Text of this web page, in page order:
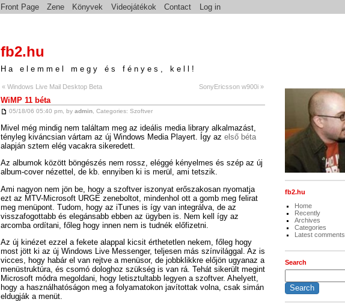
Front Page Zene Könyvek Videojátékok Contact Log in
fb2.hu
Ha elemmel megy és fényes, kell!
« Windows Live Mail Desktop Beta SonyEricsson w900i »
WiMP 11 béta
05/18/06 05:40 pm, by admin, Categories: Szoftver
Mivel még mindig nem találtam meg az ideális media library alkalmazást,
tényleg kiváncsian vártam az új Windows Media Playert. Így az első béta
alapján sztem elég vacakra sikeredett.
Az albumok között böngészés nem rossz, eléggé kényelmes és szép az új
album-cover nézettel, de kb. ennyiben ki is merül, ami tetszik.
Ami nagyon nem jön be, hogy a szoftver iszonyat erőszakosan nyomatja
ezt az MTV-Microsoft URGE zeneboltot, mindenhol ott a gomb meg felirat
meg menüpont. Tudom, hogy az iTunes is így van integrálva, de az
visszafogottabb és elegánsabb ebben az ügyben is. Nem kell így az
arcomba ordítani, főleg hogy innen nem is tudnék előfizetni.
Az új kinézet ezzel a fekete alappal kicsit érthetetlen nekem, főleg hogy
most jött ki az új Windows Live Messenger, teljesen más színvilággal. Az is
vicces, hogy habár el van rejtve a menüsor, de jobbklikkre előjön ugyanaz a
menüstruktúra, és csomó dologhoz szükség is van rá. Tehát sikerült megint
Microsoft módra megoldani, hogy letisztultabb legyen a szoftver. Ahelyett,
hogy a használhatóságon meg a folyamatokon javítottak volna, csak simán
eldugják a menüt.
fb2.hu
Home
Recently
Archives
Categories
Latest comments
Search